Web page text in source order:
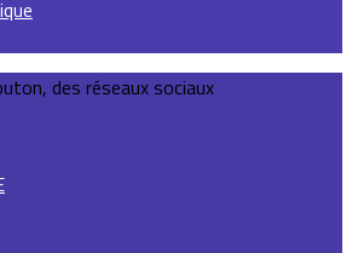
des réseaux sociaux